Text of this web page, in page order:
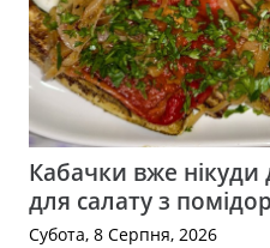
Кабачки вже нікуди
для салату з
Субота, 8 Серпня, 2026